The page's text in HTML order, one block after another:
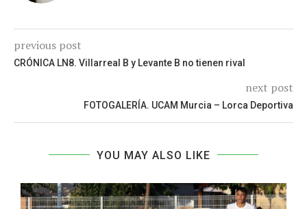
previous post
CRÓNICA LN8. Villarreal B y Levante B no tienen rival
next post
FOTOGALERÍA. UCAM Murcia – Lorca Deportiva
YOU MAY ALSO LIKE